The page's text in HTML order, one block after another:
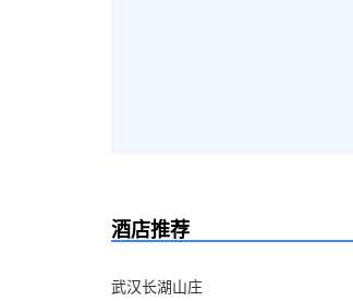
酒店推荐
武汉长湖山庄